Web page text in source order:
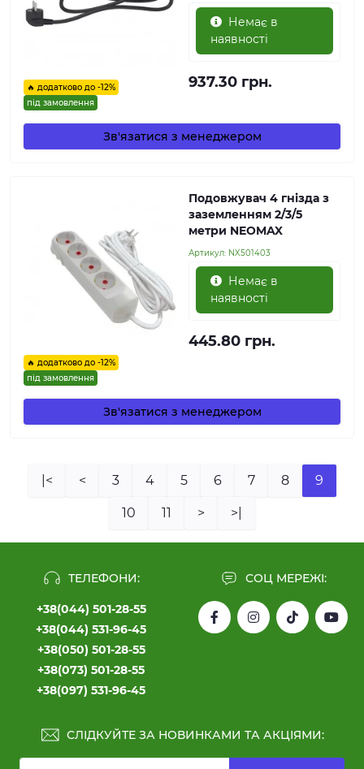
🔥 додатково до -12%
під замовлення
Немає в
наявності
937.30 грн.
Зв'язатися з менеджером
🔥 додатково до -12%
під замовлення
Подовжувач 4 гнізда з
заземленням 2/3/5
метри NEOMAX
Артикул: NX501403
Немає в
наявності
445.80 грн.
Зв'язатися з менеджером
|< < 3 4 5 6 7 8 9
10 11 > >|
ТЕЛЕФОНИ:
+38(044) 501-28-55
+38(044) 531-96-45
+38(050) 501-28-55
+38(073) 501-28-55
+38(097) 531-96-45
СОЦ МЕРЕЖІ:
СЛІДКУЙТЕ ЗА НОВИНКАМИ ТА АКЦІЯМИ: